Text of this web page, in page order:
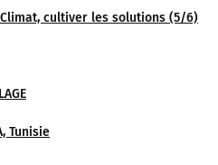
cultiver les solutions (5/6)
Tunisie